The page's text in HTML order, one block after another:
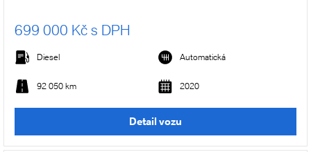
699 000 Kč s DPH
Diesel Automatická
92 050 km 2020
Detail vozu